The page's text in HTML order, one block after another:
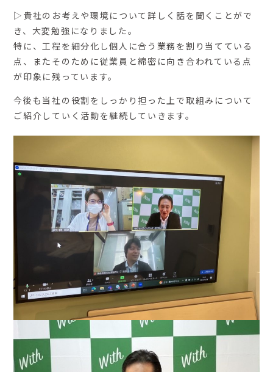
▷貴社のお考えや環境について詳しく話を聞くことがで
き、大変勉強になりました。
特に、工程を細分化し個人に合う業務を割り当てている
点、またそのために従業員と綿密に向き合われている点
が印象に残っています。
今後も当社の役割をしっかり担った上で取組みについて
ご紹介していく活動を継続していきます。